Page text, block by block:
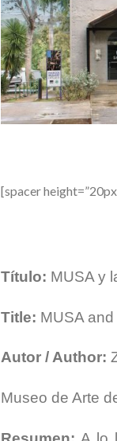
[spacer
Título: MUSA y
Title: MUSA
Autor / Author:
Museo de Arte